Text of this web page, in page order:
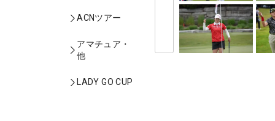
ACNツアー
アマチュア・
他
LADY GO CUP